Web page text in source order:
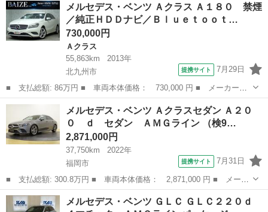
名： Ｓ４５０エクスクルーシブ ＡＭＧライン ・サンルーフ・ア
ダプティブ...
メルセデス・ベンツ Ａクラス Ａ１８０ 禁煙
／純正ＨＤＤナビ／Ｂｌｕｅｔｏｏｔ…
730,000円
Ａクラス
55,863km
2013年
北九州市
提携サイト 7月29日
■ 支払総額: 86万円 ■ 車両本体価格： 730,000 円 ■ メーカー
名： メルセデス・ベンツ ■ 車種名： Ａクラス ■ グレード
名： Ａ１８０ 禁煙／純正ＨＤＤナビ／Ｂｌｕｅｔｏｏｔｈ／バッ
クカメラ／オートクル...
福岡 Ａクラス
メルセデス・ベンツ Ａクラスセダン Ａ２０
０ ｄ セダン ＡＭＧライン （検9…
2,871,000円
37,750km
2022年
福岡市
提携サイト 7月31日
■ 支払総額: 300.8万円 ■ 車両本体価格： 2,871,000 円 ■ メーカ
ー名： メルセデス・ベンツ ■ 車種名： Ａクラスセダン ■ グレ
ード名： Ａ２００ ｄ セダン ＡＭＧライン ■ 排気量：
福岡 福岡市 ベンツ（メルセデス）
メルセデス・ベンツ ＧＬＣ ＧＬＣ２２０ｄ